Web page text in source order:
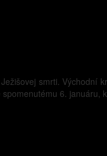
smrti. Východní
6.